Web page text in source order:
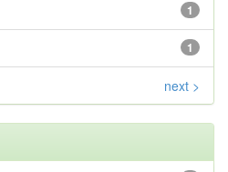
1
1
next >